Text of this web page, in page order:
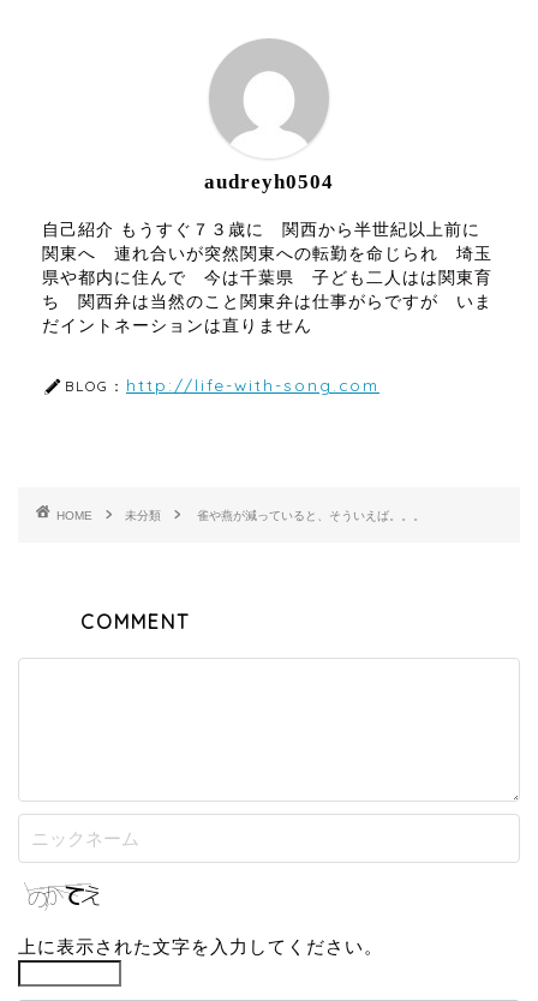
audreyh0504
自己紹介 もうすぐ７３歳に 関西から半世紀以上前に
関東へ 連れ合いが突然関東への転勤を命じられ 埼玉
県や都内に住んで 今は千葉県 子ども二人はは関東育
ち 関西弁は当然のこと関東弁は仕事がらですが いま
だイントネーションは直りません
BLOG： http://life-with-song.com
HOME 未分類 雀や燕が減っていると、そういえば。。。
COMMENT
上に表示された文字を入力してください。